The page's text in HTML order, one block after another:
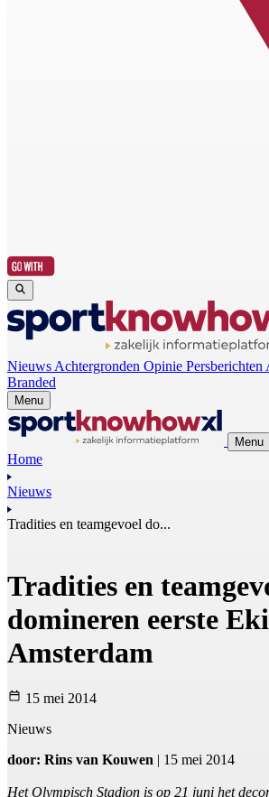
Nieuws Achtergronden Opinie Persberichten
Branded
Menu
Menu
Home
Nieuws
Tradities en teamgevoel do...
Tradities en
domineren eerste
Amsterdam
15 mei 2014
Nieuws
door: Rins van Kouwen | 15 mei 2014
Het Olympisch Stadion is op 21 juni het